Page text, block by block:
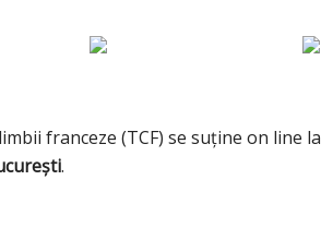
franceze (TCF) se suține on line la
.